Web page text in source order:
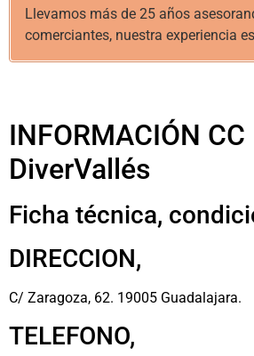
Llevamos más de 25 años
comerciantes, nuestra experiencia
INFORMACIÓN CC
DiverVallés
Ficha técnica,
DIRECCION,
C/ Zaragoza, 62. 19005 Guadalajara.
TELEFONO,